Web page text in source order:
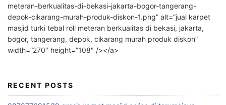
meteran-berkualitas-di-bekasi-jakarta-bogor-tangerang-
depok-cikarang-murah-produk-diskon-1.png” alt=”jual karpet
masjid turki tebal roll meteran berkualitas di bekasi, jakarta,
bogor, tangerang, depok, cikarang murah produk diskon”
width=”270″ height=”108″ /></a>
RECENT POSTS